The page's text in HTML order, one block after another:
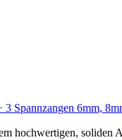
Spannzangen 6mm,
hochwertigen,